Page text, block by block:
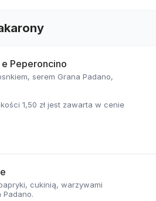
Peperoncino
serem Grana Padano,
1,50 zł jest zawarta w cenie
cukinią, warzywami
Padano.